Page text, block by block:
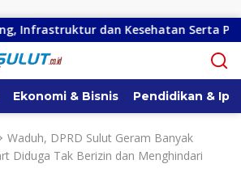
dan Kesehatan Serta Pendidikan
Ekonomi & Bisnis Pendidikan &
Waduh, DPRD Sulut Geram Banyak
Diduga Tak Berizin dan Menghindari